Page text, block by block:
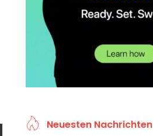
Neuesten Nachrichten